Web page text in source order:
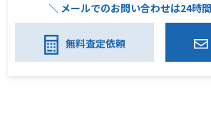
＼ メールでのお問い合わせは24時
無料査定依頼